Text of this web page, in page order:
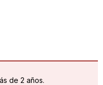
de 2 años.